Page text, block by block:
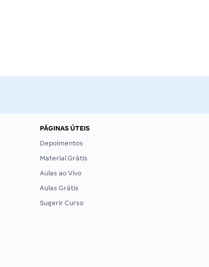
PÁGINAS ÚTEIS
Depoimentos
Material Grátis
Aulas ao Vivo
Aulas Grátis
Sugerir Curso